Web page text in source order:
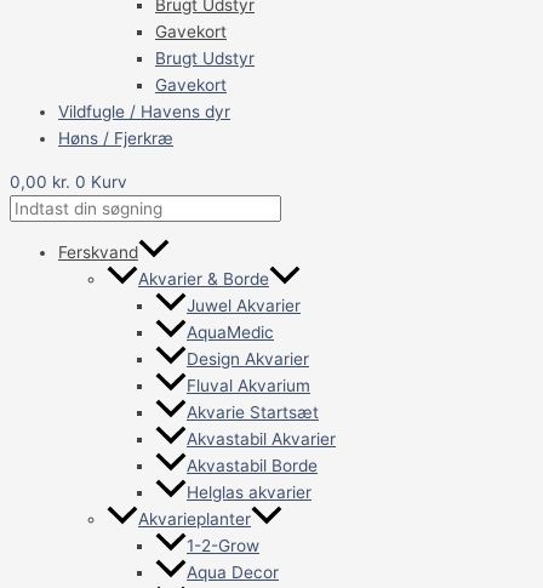
Brugt Udstyr
Gavekort
Brugt Udstyr
Gavekort
Vildfugle / Havens dyr
Høns / Fjerkræ
0,00 kr. 0 Kurv
Ferskvand
Akvarier & Borde
Juwel Akvarier
AquaMedic
Design Akvarier
Fluval Akvarium
Akvarie Startsæt
Akvastabil Akvarier
Akvastabil Borde
Helglas akvarier
Akvarieplanter
1-2-Grow
Aqua Decor